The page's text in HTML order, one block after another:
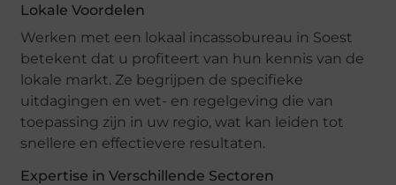
Lokale Voordelen
Werken met een lokaal incassobureau in Soest
betekent dat u profiteert van hun kennis van de
lokale markt. Ze begrijpen de specifieke
uitdagingen en wet- en regelgeving die van
toepassing zijn in uw regio, wat kan leiden tot
snellere en effectievere resultaten.
Expertise in Verschillende Sectoren